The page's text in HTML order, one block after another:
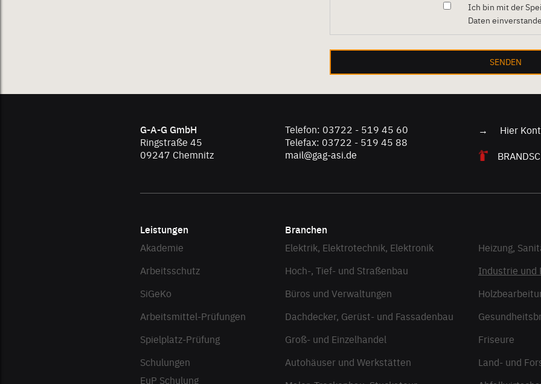
Ich bin mit der
Daten
G-A-G GmbH
Ringstraße 45
09247 Chemnitz
Telefon: 03722 - 519 45 60
Telefax: 03722 - 519 45 88
mail@gag-asi.de
→ Hier
Leistungen
Akademie
Arbeitsschutz
SiGeKo
Arbeitsmittel-Prüfungen
Spielplatz-Prüfung
Schulungen
EuP Schulung
Branchen
Elektrik, Elektrotechnik, Elektronik
Heizung,
Hoch-, Tief- und Straßenbau
Industrie und
Büros und Verwaltungen
Dachdecker, Gerüst- und Fassadenbau
Groß- und Einzelhandel
Friseure
Autohäuser und Werkstätten
Land- und